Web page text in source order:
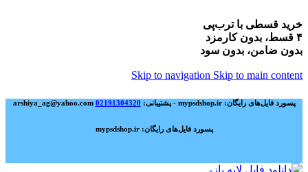
خرید قسطی با ترب‌پی
۴ قسط، بدون کارمزد
بدون ضامن، بدون سود
Skip to navigation Skip to main content
پسورد فایل‌های رایگان: mypsdshop.ir - پشتیبانی: arshiya_ag@yahoo.com 02191304320
پسورد فایل‌های رایگان: mypsdshop.ir